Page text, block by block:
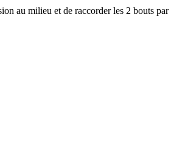
au milieu et de raccorder les 2 bouts